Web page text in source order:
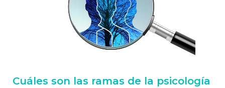
Cuáles son las ramas de la psicología